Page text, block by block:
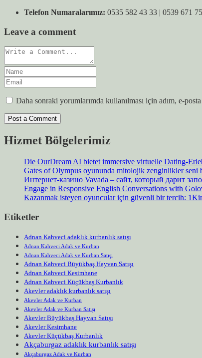
Telefon Numaralarımız: 0535 582 43 33 | 0539 671
Leave a comment
Daha sonraki yorumlarımda kullanılması için adım, e-
Hizmet Bölgelerimiz
Die OurDream AI bietet immersive virtuelle Dating-
Gates of Olympus oyununda mitolojik zenginlikler seni
Интернет-казино Vavada – сайт, который дарит
Engage in Responsive English Conversations with
Kazanmak isteyen oyuncular için güvenli bir tercih:
Etiketler
Adnan Kahveci adaklık kurbanlık satışı
Adnan Kahveci Adak ve Kurban
Adnan Kahveci Adak ve Kurban Satışı
Adnan Kahveci Büyükbaş Hayvan Satışı
Adnan Kahveci Kesimhane
Adnan Kahveci Küçükbaş Kurbanlık
Akevler adaklık kurbanlık satışı
Akevler Adak ve Kurban
Akevler Adak ve Kurban Satışı
Akevler Büyükbaş Hayvan Satışı
Akevler Kesimhane
Akevler Küçükbaş Kurbanlık
Akçaburgaz adaklık kurbanlık satışı
Akçaburgaz Adak ve Kurban